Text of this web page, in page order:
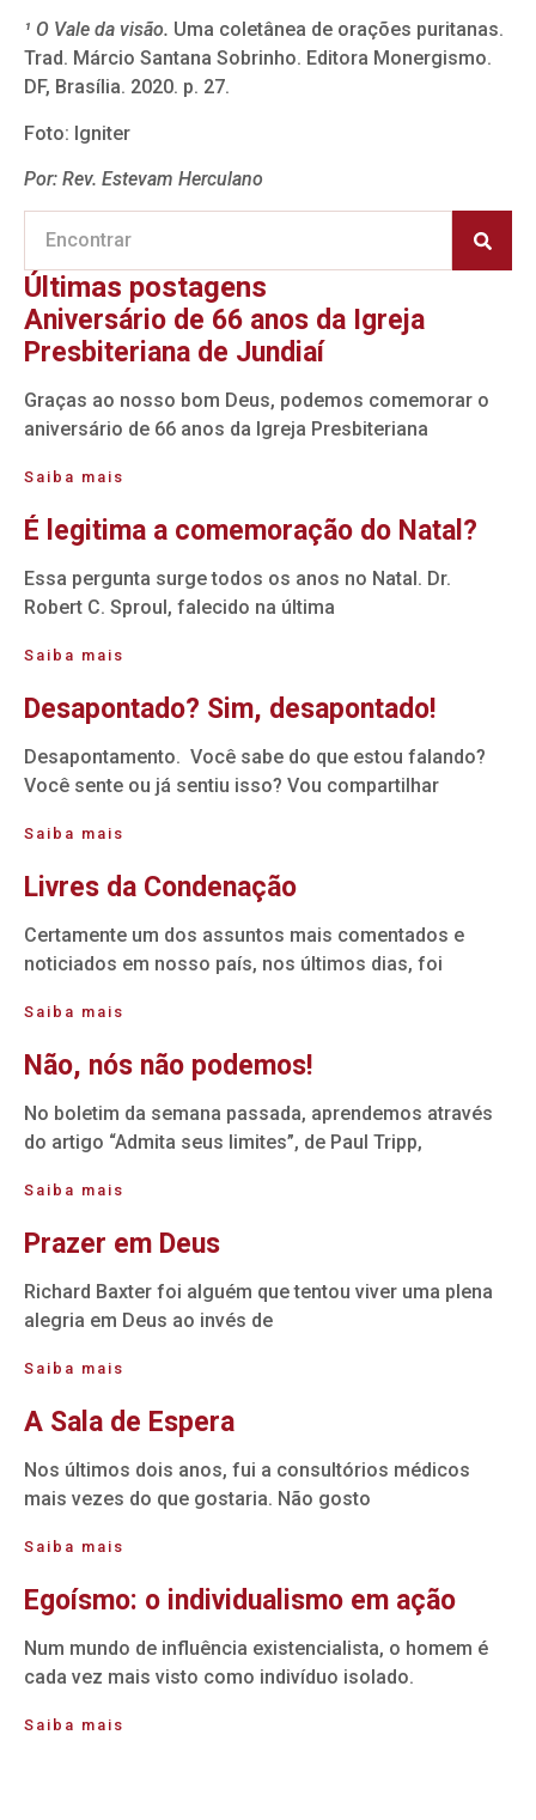
¹ O Vale da visão. Uma coletânea de orações puritanas.
Trad. Márcio Santana Sobrinho. Editora Monergismo.
DF, Brasília. 2020. p. 27.
Foto: Igniter
Por: Rev. Estevam Herculano
Últimas postagens
Aniversário de 66 anos da Igreja
Presbiteriana de Jundiaí
Graças ao nosso bom Deus, podemos comemorar o
aniversário de 66 anos da Igreja Presbiteriana
Saiba mais
É legitima a comemoração do Natal?
Essa pergunta surge todos os anos no Natal. Dr.
Robert C. Sproul, falecido na última
Saiba mais
Desapontado? Sim, desapontado!
Desapontamento. Você sabe do que estou falando?
Você sente ou já sentiu isso? Vou compartilhar
Saiba mais
Livres da Condenação
Certamente um dos assuntos mais comentados e
noticiados em nosso país, nos últimos dias, foi
Saiba mais
Não, nós não podemos!
No boletim da semana passada, aprendemos através
do artigo “Admita seus limites”, de Paul Tripp,
Saiba mais
Prazer em Deus
Richard Baxter foi alguém que tentou viver uma plena
alegria em Deus ao invés de
Saiba mais
A Sala de Espera
Nos últimos dois anos, fui a consultórios médicos
mais vezes do que gostaria. Não gosto
Saiba mais
Egoísmo: o individualismo em ação
Num mundo de influência existencialista, o homem é
cada vez mais visto como indivíduo isolado.
Saiba mais